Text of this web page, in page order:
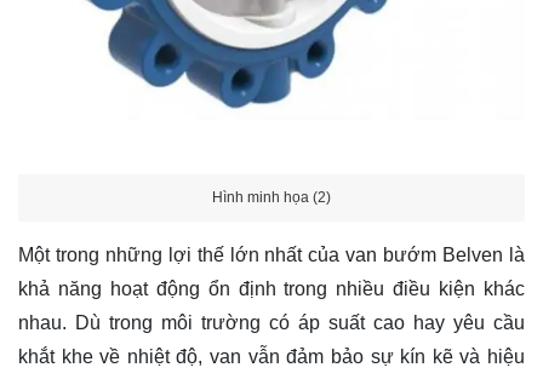
Hình minh họa (2)
Một trong những lợi thế lớn nhất của van bướm Belven là
khả năng hoạt động ổn định trong nhiều điều kiện khác
nhau. Dù trong môi trường có áp suất cao hay yêu cầu
khắt khe về nhiệt độ, van vẫn đảm bảo sự kín kẽ và hiệu